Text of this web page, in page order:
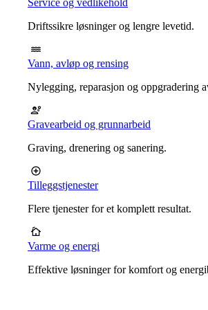
Driftssikre løsninger og lengre levetid.
Vann, avløp og rensing
Nylegging, reparasjon og oppgradering
Gravearbeid og grunnarbeid
Graving, drenering og sanering.
Tilleggstjenester
Flere tjenester for et komplett resultat.
Varme og energi
Effektive løsninger for komfort og